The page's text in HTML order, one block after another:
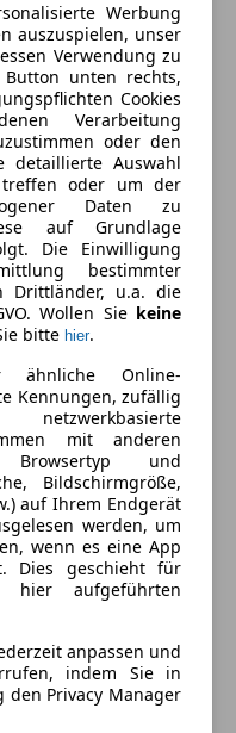
Werbung
auszuspielen, unser
Verwendung zu
unten rechts,
Cookies
Verarbeitung
oder den
Auswahl
oder um der
Daten zu
auf Grundlage
Die Einwilligung
bestimmter
Drittländer, u.a. die
Wollen Sie keine
bitte hier.
ähnliche Online-
Kennungen, zufällig
mit anderen
und
Bildschirmgröße,
auf Ihrem Endgerät
werden, um
wenn es eine App
Dies geschieht für
aufgeführten
anpassen und
indem Sie in
den Privacy Manager